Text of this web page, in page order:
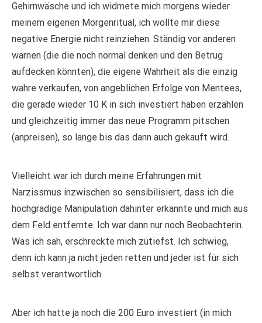
Gehirnwäsche und ich widmete mich morgens wieder
meinem eigenen Morgenritual, ich wollte mir diese
negative Energie nicht reinziehen. Ständig vor anderen
warnen (die die noch normal denken und den Betrug
aufdecken könnten), die eigene Wahrheit als die einzig
wahre verkaufen, von angeblichen Erfolge von Mentees,
die gerade wieder 10 K in sich investiert haben erzählen
und gleichzeitig immer das neue Programm pitschen
(anpreisen), so lange bis das dann auch gekauft wird.
Vielleicht war ich durch meine Erfahrungen mit
Narzissmus inzwischen so sensibilisiert, dass ich die
hochgradige Manipulation dahinter erkannte und mich aus
dem Feld entfernte. Ich war dann nur noch Beobachterin.
Was ich sah, erschreckte mich zutiefst. Ich schwieg,
denn ich kann ja nicht jeden retten und jeder ist für sich
selbst verantwortlich.
Aber ich hatte ja noch die 200 Euro investiert (in mich